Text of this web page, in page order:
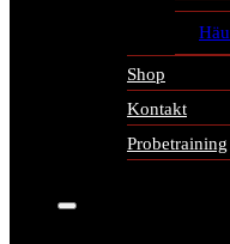
Shop
Kontakt
Probetraining